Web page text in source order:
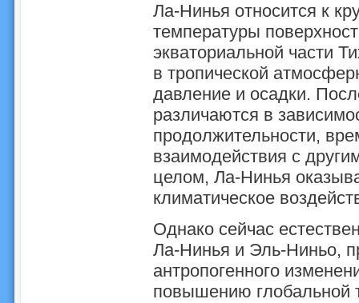
Ла-Нинья относится к
температуры
экваториальной части
в тропической
давление и осадки.
различаются в
продолжительности,
взаимодействия с
целом, Ла-Нинья
климатическое
Однако сейчас
Ла-Нинья и Эль-Ниньо,
антропогенного
повышению глобальной